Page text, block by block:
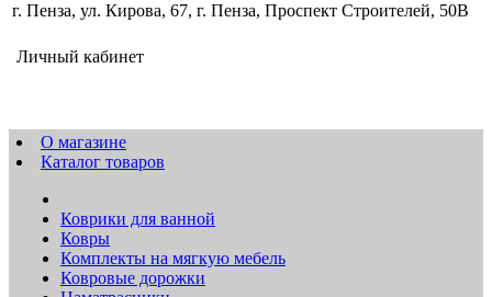
г. Пенза, ул. Кирова, 67, г. Пенза, Проспект Строителей, 50В
Личный кабинет
О магазине
Каталог товаров
Коврики для ванной
Ковры
Комплекты на мягкую мебель
Ковровые дорожки